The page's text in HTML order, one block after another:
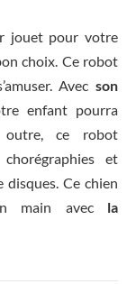
jouet pour votre
choix. Ce robot
Avec son
enfant pourra
outre, ce robot
et
Ce chien
main avec la